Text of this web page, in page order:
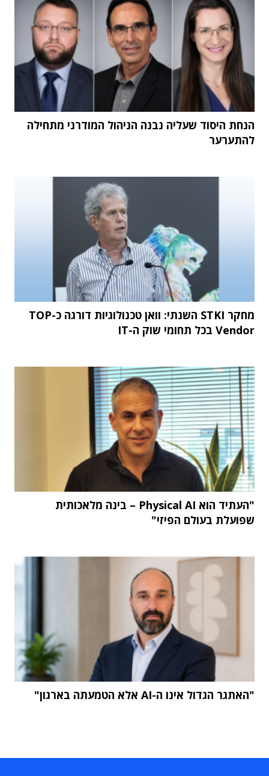
הנחת היסוד שעליה נבנה הניהול המודרני מתחילה
להתערער
מחקר STKI השנתי: וואן טכנולוגיות דורגה כ-TOP
Vendor בכל תחומי שוק ה-IT
"העתיד הוא Physical AI – בינה מלאכותית
שפועלת בעולם הפיזי"
"האתגר הגדול אינו ה-AI אלא הטמעתה בארגון"